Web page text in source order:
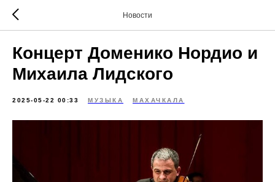
Новости
Концерт Доменико Нордио и
Михаила Лидского
2025-05-22 00:33 МУЗЫКА МАХАЧКАЛА